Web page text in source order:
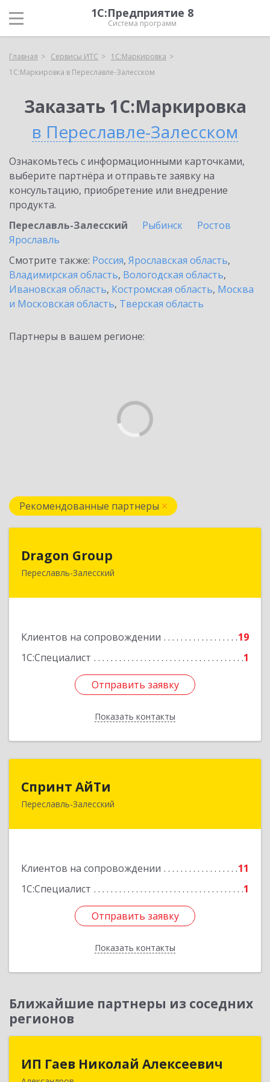
1С:Предприятие 8
Система программ
Главная Сервисы ИТС
1С:Маркировка
1С:Маркировка в Переславле-Залесском
Заказать 1С:Маркировка
в Переславле-Залесском
Ознакомьтесь с информационными карточками,
выберите партнёра и отправьте заявку на
консультацию, приобретение или внедрение
продукта.
Переславль-Залесский
Рыбинск
Ростов
Ярославль
Смотрите также: Россия, Ярославская область,
Владимирская область, Вологодская область,
Ивановская область, Костромская область, Москва
и Московская область, Тверская область
Партнеры в вашем регионе:
Рекомендованные партнеры
Dragon Group
Переславль-Залесский
Клиентов на сопровождении
19
1С:Специалист
1
Отправить заявку
Показать контакты
152020, Ярославская обл, Переславль-
Отправить заявку
Назад
Спринт АйТи
Переславль-Залесский
Клиентов на сопровождении
11
1С:Специалист
1
Отправить заявку
Показать контакты
152025, Ярославская обл, Переславль-
Отправить заявку
Назад
Ближайшие партнеры из соседних
регионов
ИП Гаев Николай Алексеевич
ИП Гаев Николай Алексеевич